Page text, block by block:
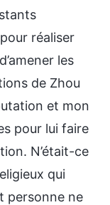
réaliser
les
de Zhou
et mon
pour lui faire
N’était-ce
qui
personne ne